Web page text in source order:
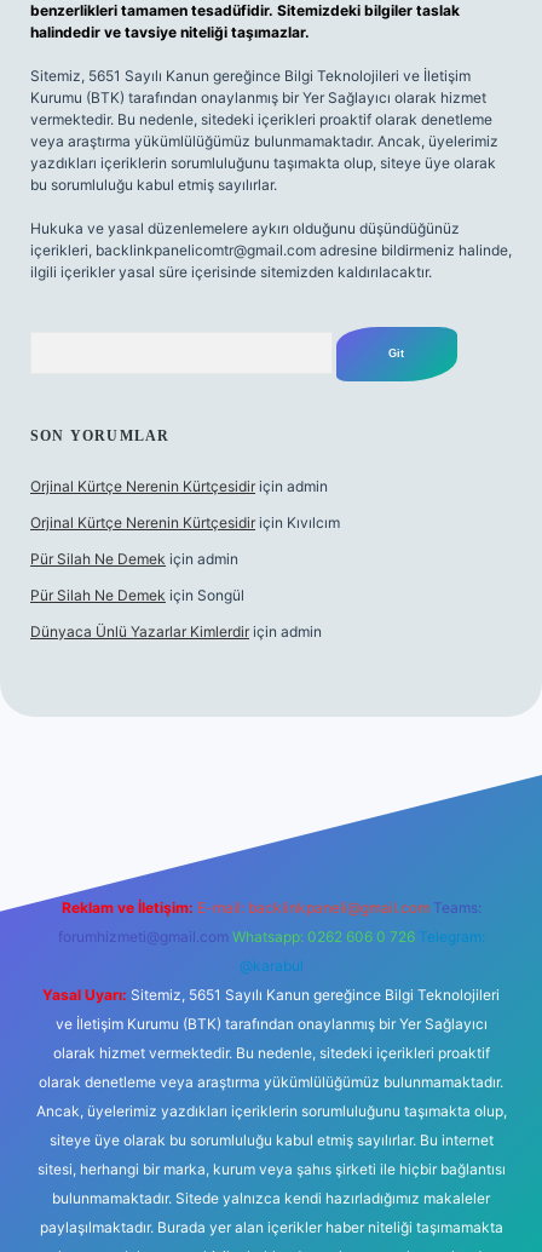
benzerlikleri tamamen tesadüfidir. Sitemizdeki bilgiler taslak
halindedir ve tavsiye niteliği taşımazlar.
Sitemiz, 5651 Sayılı Kanun gereğince Bilgi Teknolojileri ve İletişim
Kurumu (BTK) tarafından onaylanmış bir Yer Sağlayıcı olarak hizmet
vermektedir. Bu nedenle, sitedeki içerikleri proaktif olarak denetleme
veya araştırma yükümlülüğümüz bulunmamaktadır. Ancak, üyelerimiz
yazdıkları içeriklerin sorumluluğunu taşımakta olup, siteye üye olarak
bu sorumluluğu kabul etmiş sayılırlar.
Hukuka ve yasal düzenlemelere aykırı olduğunu düşündüğünüz
içerikleri, backlinkpanelicomtr@gmail.com adresine bildirmeniz halinde,
ilgili içerikler yasal süre içerisinde sitemizden kaldırılacaktır.
SON YORUMLAR
Orjinal Kürtçe Nerenin Kürtçesidir için admin
Orjinal Kürtçe Nerenin Kürtçesidir için Kıvılcım
Pür Silah Ne Demek için admin
Pür Silah Ne Demek için Songül
Dünyaca Ünlü Yazarlar Kimlerdir için admin
Reklam ve İletişim: E-mail: backlinkpaneli@gmail.com Teams:
forumhizmeti@gmail.com Whatsapp: 0262 606 0 726 Telegram:
@karabul
Yasal Uyarı: Sitemiz, 5651 Sayılı Kanun gereğince Bilgi Teknolojileri
ve İletişim Kurumu (BTK) tarafından onaylanmış bir Yer Sağlayıcı
olarak hizmet vermektedir. Bu nedenle, sitedeki içerikleri proaktif
olarak denetleme veya araştırma yükümlülüğümüz bulunmamaktadır.
Ancak, üyelerimiz yazdıkları içeriklerin sorumluluğunu taşımakta olup,
siteye üye olarak bu sorumluluğu kabul etmiş sayılırlar. Bu internet
sitesi, herhangi bir marka, kurum veya şahıs şirketi ile hiçbir bağlantısı
bulunmamaktadır. Sitede yalnızca kendi hazırladığımız makaleler
paylaşılmaktadır. Burada yer alan içerikler haber niteliği taşımamakta